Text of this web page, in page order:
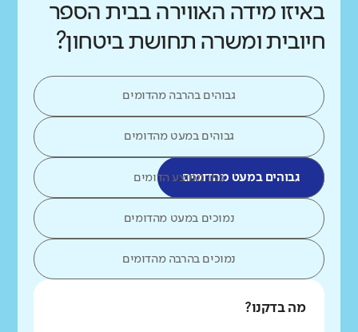
באיזו מידה האווירה בבית הספר
חיובית ומשרה תחושת ביטחון?
גבוהים בהרבה מהדומים
גבוהים במעט מהדומים
גבוהים במעט מהדומיםכמו ממוצע הדומים
נמוכים במעט מהדומים
נמוכים בהרבה מהדומים
מה בדקנו?